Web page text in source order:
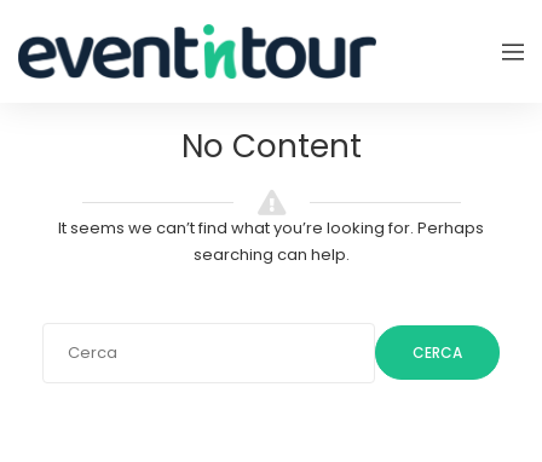
No Content
It seems we can’t find what you’re looking for. Perhaps
searching can help.
CERCA